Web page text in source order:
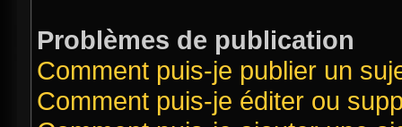
Problèmes de publication
Comment puis-je publier un
Comment puis-je éditer ou